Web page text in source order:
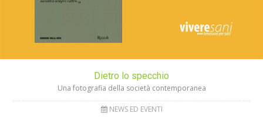
Dietro lo specchio
Una fotografia della società contemporanea
NEWS ED EVENTI